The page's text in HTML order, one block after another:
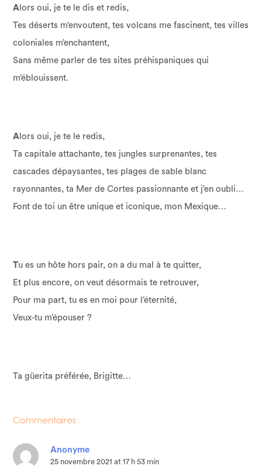
A lors oui, je te le dis et redis,
Tes déserts m’envoutent, tes volcans me fascinent, tes villes
coloniales m’enchantent,
Sans même parler de tes sites préhispaniques qui
m’éblouissent.
A lors oui, je te le redis,
Ta capitale attachante, tes jungles surprenantes, tes
cascades dépaysantes, tes plages de sable blanc
rayonnantes, ta Mer de Cortes passionnante et j’en oubli…
Font de toi un être unique et iconique, mon Mexique…
Tu es un hôte hors pair, on a du mal à te quitter,
Et plus encore, on veut désormais te retrouver,
Pour ma part, tu es en moi pour l’éternité,
Veux-tu m’épouser ?
Ta güerita préférée, Brigitte…
Commentaires :
Anonyme
25 novembre 2021 at 17 h 53 min